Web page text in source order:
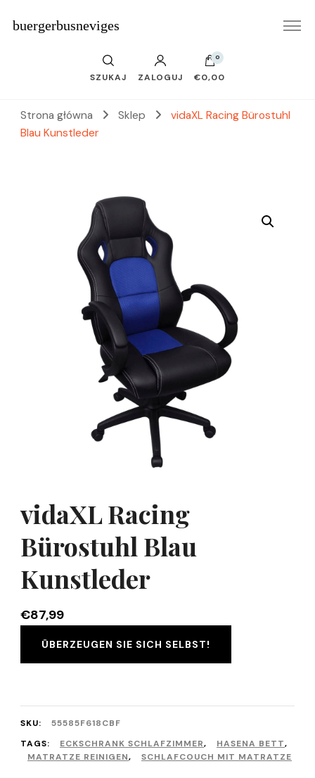
buergerbusneviges
SZUKAJ ZALOGUJ
0
€0,00
Strona główna Sklep
vidaXL Racing Bürostuhl
Blau Kunstleder
vidaXL Racing
Bürostuhl Blau
Kunstleder
€87,99
ÜBERZEUGEN SIE SICH SELBST!
SKU:
55585F618CBF
TAGS:
ECKSCHRANK SCHLAFZIMMER, HASENA BETT,
MATRATZE REINIGEN, SCHLAFCOUCH MIT MATRATZE